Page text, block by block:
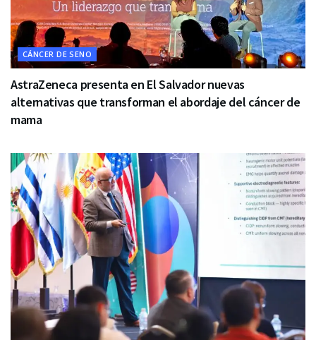
CÁNCER DE SENO
AstraZeneca presenta en El Salvador nuevas
alternativas que transforman el abordaje del cáncer de
mama